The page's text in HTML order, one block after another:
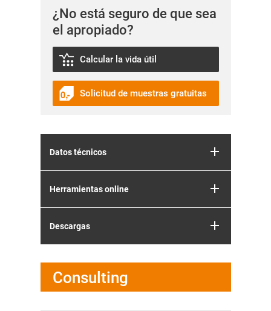
¿No está seguro de que sea
el apropiado?
Calcular la vida útil
Solicitud de muestras gratuitas
Datos técnicos
Herramientas online
Descargas
Consulting